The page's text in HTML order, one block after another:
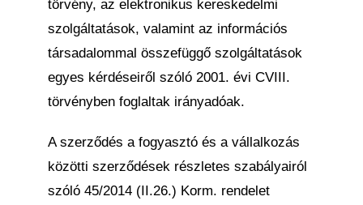
törvény, az elektronikus kereskedelmi
szolgáltatások, valamint az információs
társadalommal összefüggő szolgáltatások
egyes kérdéseiről szóló 2001. évi CVIII.
törvényben foglaltak irányadóak.
A szerződés a fogyasztó és a vállalkozás
közötti szerződések részletes szabályairól
szóló 45/2014 (II.26.) Korm. rendelet